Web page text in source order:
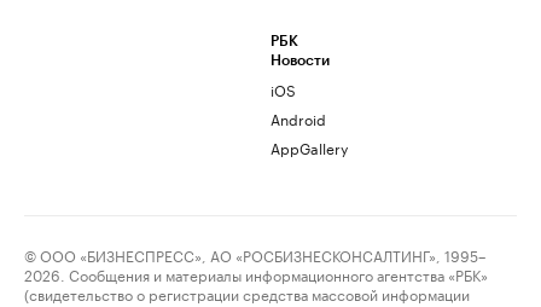
РБК
Новости
iOS
Android
AppGallery
© ООО «БИЗНЕСПРЕСС», АО «РОСБИЗНЕСКОНСАЛТИНГ», 1995–
2026. Сообщения и материалы информационного агентства «РБК»
(свидетельство о регистрации средства массовой информации